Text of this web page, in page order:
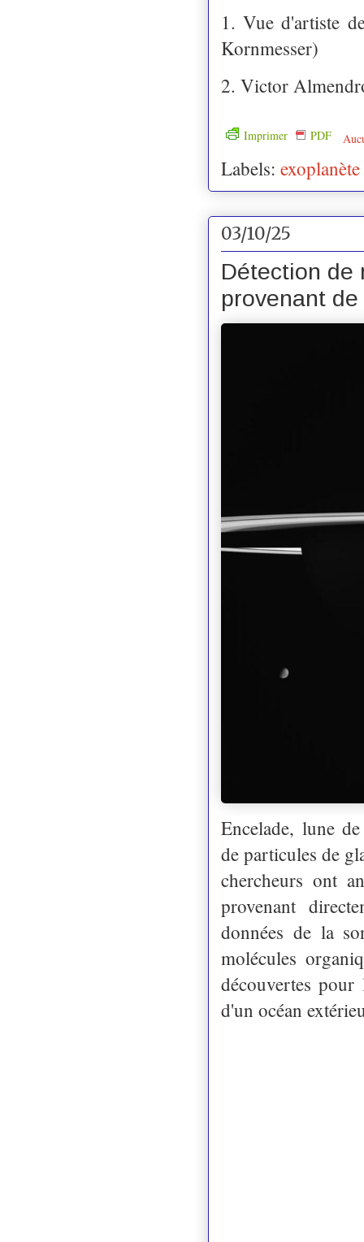
1. Vue d'artiste
Kornmesser)
2. Victor
Imprimer PDF
Labels: exoplanète
03/10/25
Détection de
provenant
Encelade, lune
de particules de
chercheurs ont
provenant
données de la
molécules
découvertes
d'un océan